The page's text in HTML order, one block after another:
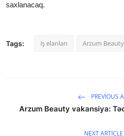
saxlanacaq.
Tags: iş elanları Arzum
PREVIOUS
Arzum Beauty vakansiya:
NEXT ARTICLE